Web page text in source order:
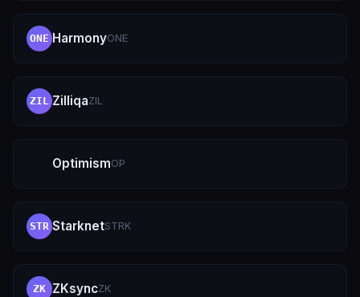
ONE HarmonyONE
ZIL ZilliqaZIL
OptimismOP
STR StarknetSTRK
ZK ZKsyncZK